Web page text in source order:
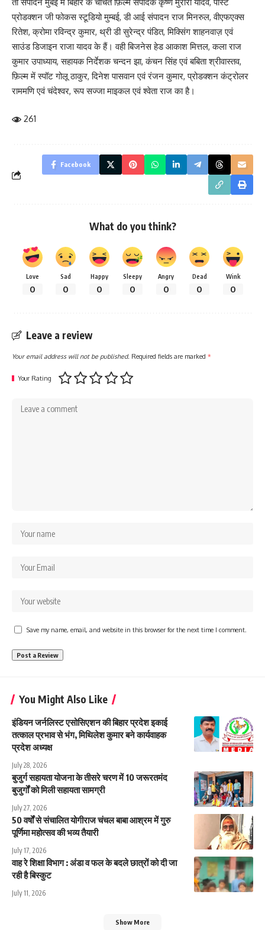
प्रोडक्शन जी फोकस स्टूडियो मुम्बई, डी आई संपादन राज मिनरुल, वीएफएक्स
रितेश, क्रोमा रविन्द्र कुमार, थ्री डी सुरेन्द्र पंडित, मिक्सिंग शाहनवाज़ एवं
साउंड डिजाइन राजा यादव के हैं। वही बिजनेस हेड आकाश मित्तल, कला राज
कुमार उपाध्याय, सहायक निर्देशक चन्दन झा, कंचन सिंह एवं बबिता श्रीवास्तव,
फ़िल्म में स्पॉट गोलू ठाकुर, दिनेश पासवान एवं रंजन कुमार, प्रोडक्शन कंट्रोलर
राममणि एवं चंदेश्वर, रूप सज्जा माइकल एवं श्वेता राज का है।
261
Facebook
What do you think?
Love
0
Sad
0
Happy
0
Sleepy
0
Angry
0
Dead
0
Wink
0
Leave a review
Your email address will not be published. Required fields are marked *
Your Rating
Save my name, email, and website in this browser for the next time I comment.
You Might Also Like
इंडियन जर्नलिस्ट एसोसिएशन की बिहार प्रदेश इकाई
तत्काल प्रभाव से भंग, मिथिलेश कुमार बने कार्यवाहक
प्रदेश अध्यक्ष
July 28, 2026
बुजुर्ग सहायता योजना के तीसरे चरण में 10 जरूरतमंद
बुजुर्गों को मिली सहायता सामग्री
July 27, 2026
50 वर्षों से संचालित योगीराज चंचल बाबा आश्रम में गुरु
पूर्णिमा महोत्सव की भव्य तैयारी
July 17, 2026
वाह रे शिक्षा विभाग : अंडा व फल के बदले छात्रों को दी जा
रही है बिस्कुट
July 11, 2026
Show More